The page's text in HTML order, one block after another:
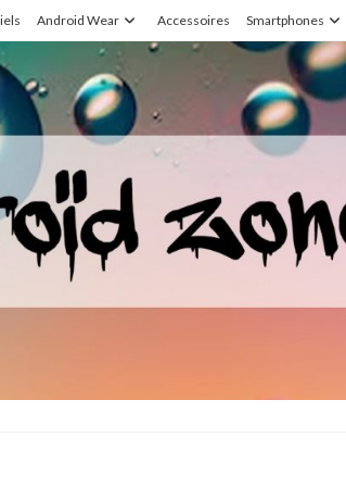
Android Wear Accessoires Smartphones